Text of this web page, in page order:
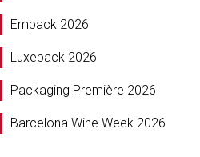
Empack 2026
Luxepack 2026
Packaging Première 2026
Barcelona Wine Week 2026